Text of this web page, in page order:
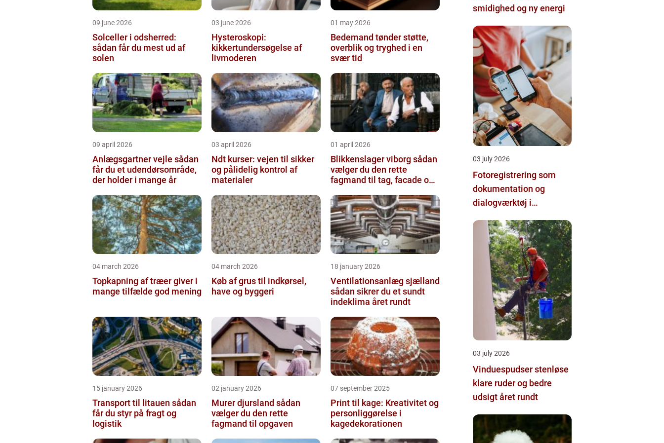
09 june 2026
Solceller i odsherred:
sådan får du mest ud af
solen
03 june 2026
Hysteroskopi:
kikkertundersøgelse af
livmoderen
01 may 2026
Bedemand tønder støtte,
overblik og tryghed i en
svær tid
09 april 2026
Anlægsgartner vejle sådan
får du et udendørsområde,
der holder i mange år
03 april 2026
Ndt kurser: vejen til sikker
og pålidelig kontrol af
materialer
01 april 2026
Blikkenslager viborg sådan
vælger du den rette
fagmand til tag, facade og
04 march 2026
Topkapning af træer giver i
mange tilfælde god mening
04 march 2026
Køb af grus til indkørsel,
have og byggeri
18 january 2026
Ventilationsanlæg sjælland
sådan sikrer du et sundt
indeklima året rundt
15 january 2026
Transport til litauen sådan
får du styr på fragt og
logistik
02 january 2026
Murer djursland sådan
vælger du den rette
fagmand til opgaven
07 september 2025
Print til kage: Kreativitet og
personliggørelse i
kagedekorationen
smidighed og ny energi
03 july 2026
Fotoregistrering som
dokumentation og
dialogværktøj i
03 july 2026
Vinduespudser stenløse
klare ruder og bedre
udsigt året rundt